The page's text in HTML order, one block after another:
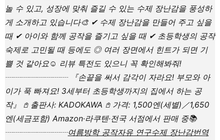
놀 수 있고, 성장에 맞춰 즐길 수 있는 수제 장난감을 풍성하
게 소개하고 있습니다🎨 ✔ 수제 장난감을 만들어 주고 싶을
때 ✔ 아이와 함께 공작을 즐기고 싶을 때 ✔ 초등학생의 공작
숙제로 고민될 때 등에도 ◎ 여러 장면에서 힌트가 되면 기
쁠 것 같아요☺️ 리뷰 특전도 있으니 꼭 확인해봐줘!
┈┈┈┈┈┈┈┈ 『손끝을 써서 감각이 자라요! 부모와 아
이가 푹 빠져요! 3세부터 초등학생까지의 집에서 하는 공
작』 𖤘 출판사: KADOKAWA 𖤘 가격: 1,500엔(세별)／1,650
엔(세금포함) Amazon·라쿠텐·전국 서점에서 판매 중📚
┈┈┈┈┈┈┈┈여름방학 공작자유 연구수제 장난감번역